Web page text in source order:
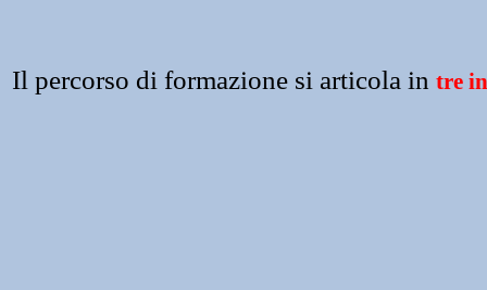
Il percorso di formazione si articola in tre